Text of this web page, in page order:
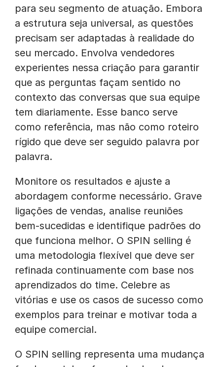
para seu segmento de atuação. Embora
a estrutura seja universal, as questões
precisam ser adaptadas à realidade do
seu mercado. Envolva vendedores
experientes nessa criação para garantir
que as perguntas façam sentido no
contexto das conversas que sua equipe
tem diariamente. Esse banco serve
como referência, mas não como roteiro
rígido que deve ser seguido palavra por
palavra.
Monitore os resultados e ajuste a
abordagem conforme necessário. Grave
ligações de vendas, analise reuniões
bem-sucedidas e identifique padrões do
que funciona melhor. O SPIN selling é
uma metodologia flexível que deve ser
refinada continuamente com base nos
aprendizados do time. Celebre as
vitórias e use os casos de sucesso como
exemplos para treinar e motivar toda a
equipe comercial.
O SPIN selling representa uma mudança